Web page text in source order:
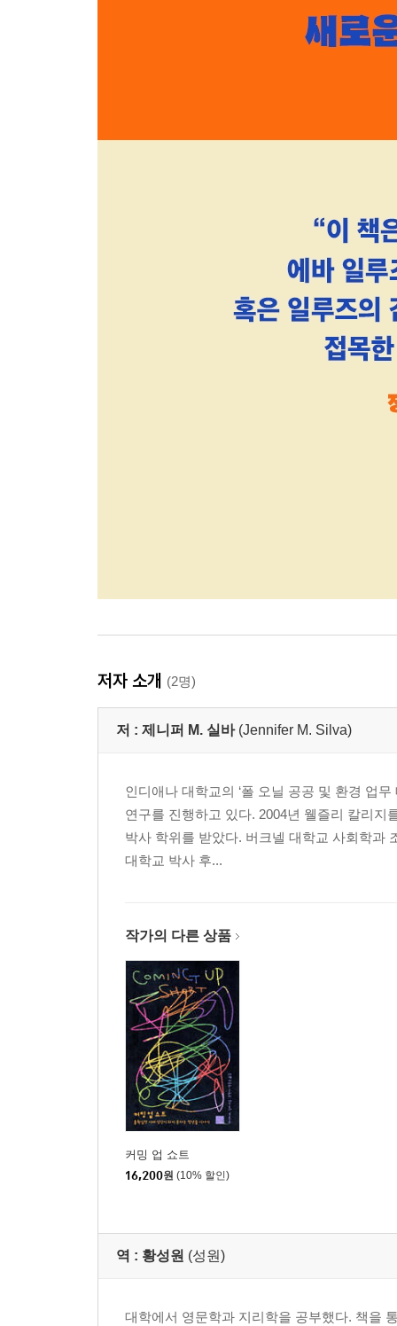
저자 소개 (2명)
저 : 제니퍼 M. 실바 (Jennifer M. Silva)
인디애나 대학교의 ‘폴 오닐 공공 및 환경 업
연구를 진행하고 있다. 2004년 웰즐리 칼리지
박사 학위를 받았다. 버크넬 대학교 사회학과
대학교 박사 후...
작가의 다른 상품
커밍 업 쇼트
16,200원 (10% 할인)
역 : 황성원 (성원)
대학에서 영문학과 지리학을 공부했다. 책을